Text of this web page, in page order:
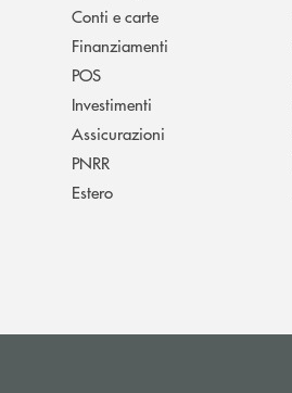
Conti e carte
Finanziamenti
POS
Investimenti
Assicurazioni
PNRR
Estero